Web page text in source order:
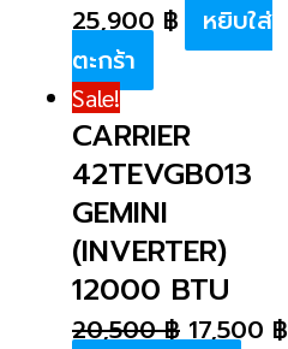
25,900 ฿
หยิบใส่
ตะกร้า
Sale!
CARRIER
42TEVGB013
GEMINI
(INVERTER)
12000 BTU
20,500฿ 17,500 ฿